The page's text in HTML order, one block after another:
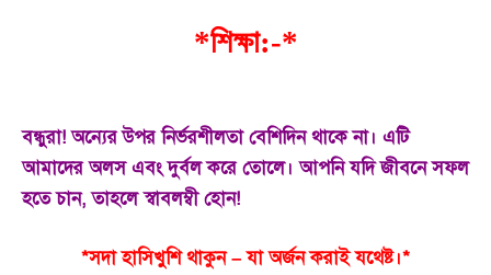
*শিক্ষা:-*
বন্ধুরা! অন্যের উপর নির্ভরশীলতা বেশিদিন থাকে না। এটি
আমাদের অলস এবং দুর্বল করে তোলে। আপনি যদি জীবনে সফল
হতে চান, তাহলে স্বাবলম্বী হোন!
*সদা হাসিখুশি থাকুন – যা অর্জন করাই যথেষ্ট।*